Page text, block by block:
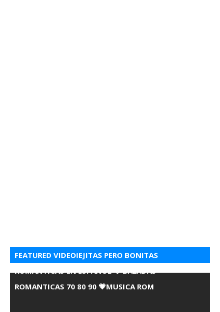
FEATURED VIDEOIEJITAS PERO BONITAS
ROMANTICAS EN ESPANOL 💘 BALADAS
ROMANTICAS 70 80 90 💗MUSICA ROM